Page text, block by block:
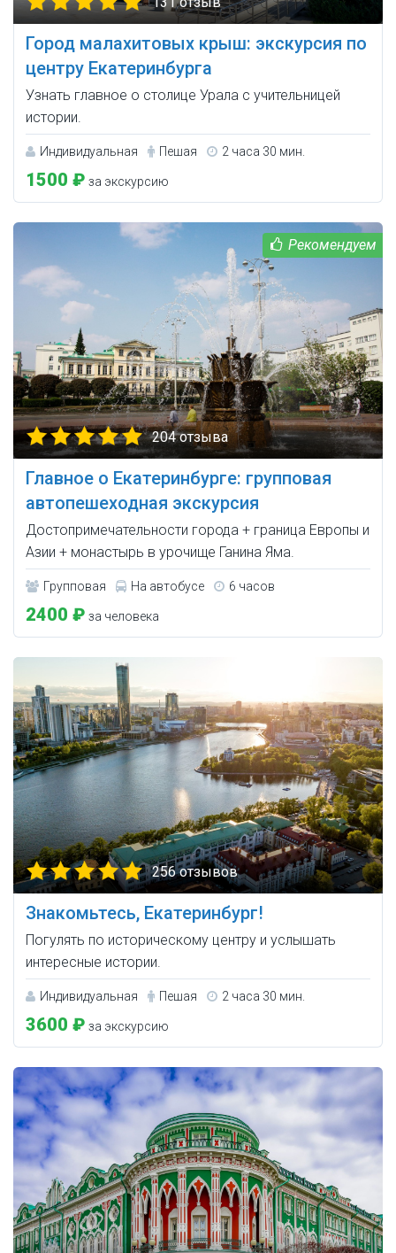
Город малахитовых крыш: экскурсия по
центру Екатеринбурга
Узнать главное о столице Урала с учительницей
истории.
Индивидуальная Пешая 2 часа 30 мин.
1500 ₽ за экскурсию
204 отзыва
Главное о Екатеринбурге: групповая
автопешеходная экскурсия
Достопримечательности города + граница Европы и
Азии + монастырь в урочище Ганина Яма.
Групповая На автобусе 6 часов
2400 ₽ за человека
256 отзывов
Знакомьтесь, Екатеринбург!
Погулять по историческому центру и услышать
интересные истории.
Индивидуальная Пешая 2 часа 30 мин.
3600 ₽ за экскурсию